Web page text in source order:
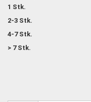
1 Stk.
2-3 Stk.
4-7 Stk.
> 7 Stk.